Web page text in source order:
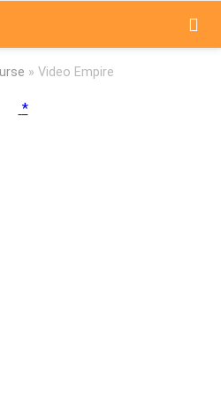
» Video Empire